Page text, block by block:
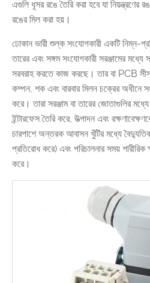
এগুলি ধূসর রঙে তৈরি করা হবে যা নিয়ন্ত্রণের
রঙের মিল করা হয়।
ঢোকান ভারী শুল্ক সংযোগকারী একটি নিম্ন-
তারের এবং সঙ্গম সংযোগকারী সরঞ্জামের
সরবরাহ করতে কাজ করছে। তার বা PCB
কম্পন, শক এবং বারবার মিলন চক্রের অধীনে
করে। তারা সরঞ্জাম বা তারের জোতাগুলির
ইন্টারফেস তৈরি করে, উত্পাদন এবং
চারপাশে অন্তরক আবাসন খুঁটির মধ্যে বৈদ্যুতিক
প্রতিরোধ করে) এবং পরিচালনার সময় শারীরিক
করে।